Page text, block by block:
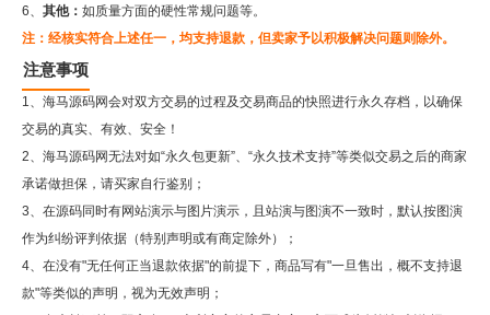
6、 其他： 如质量方面的硬性常规问题等。
注：经核实符合上述任一，均支持退款，但卖家予以积极解决问题则除外。
注意事项
1、海马源码网会对双方交易的过程及交易商品的快照进行永久存档，以确保
交易的真实、有效、安全！
2、 海马源码网无法对如“永久包更新”、“永久技术支持”等类似交易之后的商家
承诺做担保，请买家自行鉴别；
3、在源码同时有网站演示与图片演示，且站演与图演不一致时，默认按图演
作为纠纷评判依据（特别声明或有商定除外）；
4、在没有"无任何正当退款依据"的前提下，商品写有"一旦售出，概不支持退
款"等类似的声明，视为无效声明；